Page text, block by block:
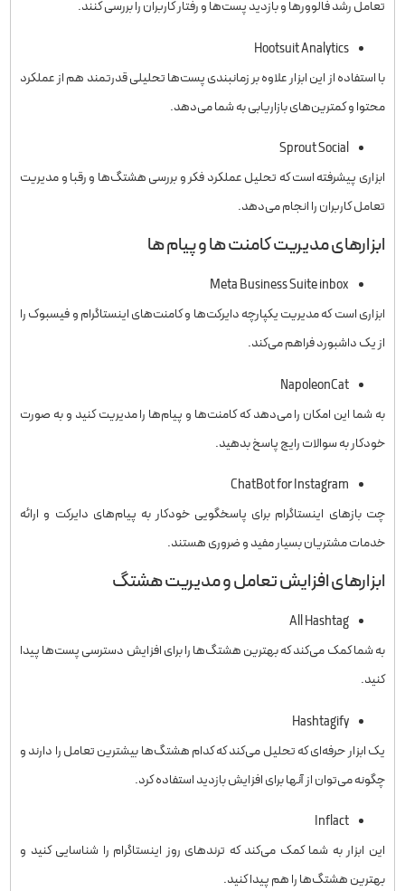
تعامل رشد فالوورها و بازدید پست‌ها و رفتار کاربران را بررسی کنند.
Hootsuit Analytics
با استفاده از این ابزار علاوه بر زمانبندی پست‌ها تحلیلی قدرتمند هم از عملکرد
محتوا و کمترین‌های بازاریابی به شما می‌دهد.
Sprout Social
ابزاری پیشرفته است که تحلیل عملکرد فکر و بررسی هشتگ‌ها و رقبا و مدیریت
تعامل کاربران را انجام می‌دهد.
ابزارهای مدیریت کامنت ها و پیام ها
Meta Business Suite inbox
ابزاری است که مدیریت یکپارچه دایرکت‌ها و کامنت‌های اینستاگرام و فیسبوک را
از یک داشبورد فراهم می‌کند.
NapoleonCat
به شما این امکان را می‌دهد که کامنت‌ها و پیام‌ها را مدیریت کنید و به صورت
خودکار به سوالات رایج پاسخ بدهید.
ChatBot for Instagram
چت بازهای اینستاگرام برای پاسخگویی خودکار به پیام‌های دایرکت و ارائه
خدمات مشتریان بسیار مفید و ضروری هستند.
ابزارهای افزایش تعامل و مدیریت هشتگ
All Hashtag
به شما کمک می‌کند که بهترین هشتگ‌ها را برای افزایش دسترسی پست‌ها پیدا
کنید.
Hashtagify
یک ابزار حرفه‌ای که تحلیل می‌کند که کدام هشتگ‌ها بیشترین تعامل را دارند و
چگونه می‌توان از آنها برای افزایش بازدید استفاده کرد.
Inflact
این ابزار به شما کمک می‌کند که ترندهای روز اینستاگرام را شناسایی کنید و
بهترین هشتگ‌ها را هم پیدا کنید.